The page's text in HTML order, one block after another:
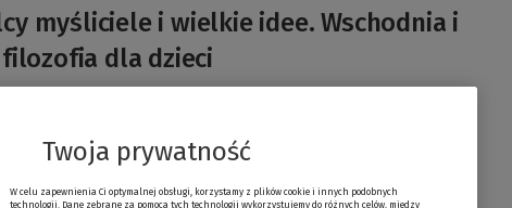
myśliciele i wielkie idee. Wschodnia i
dla dzieci
Twoja prywatność
W celu zapewnienia Ci optymalnej obsługi, korzystamy z plików cookie i innych podobnych
technologii. Dane zebrane za pomocą tych technologii wykorzystujemy do różnych celów, między